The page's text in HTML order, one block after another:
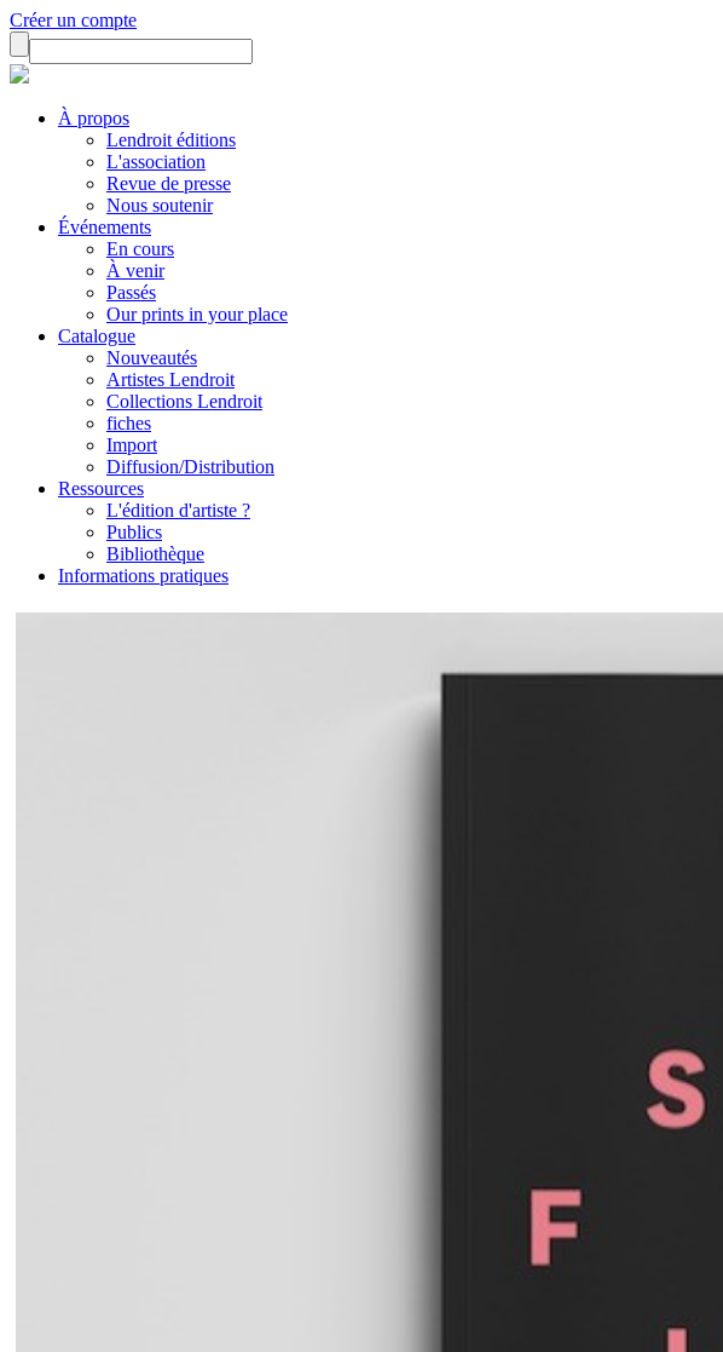
Créer un compte
À propos
Lendroit éditions
L'association
Revue de presse
Nous soutenir
Événements
En cours
À venir
Passés
Our prints in your place
Catalogue
Nouveautés
Artistes Lendroit
Collections Lendroit
fiches
Import
Diffusion/Distribution
Ressources
L'édition d'artiste ?
Publics
Bibliothèque
Informations pratiques